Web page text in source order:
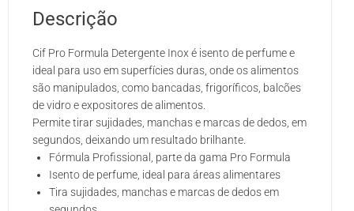
Descrição
Cif Pro Formula Detergente Inox é isento de perfume e
ideal para uso em superfícies duras, onde os alimentos
são manipulados, como bancadas, frigoríficos, balcões
de vidro e expositores de alimentos.
Permite tirar sujidades, manchas e marcas de dedos, em
segundos, deixando um resultado brilhante.
Fórmula Profissional, parte da gama Pro Formula
Isento de perfume, ideal para áreas alimentares
Tira sujidades, manchas e marcas de dedos em